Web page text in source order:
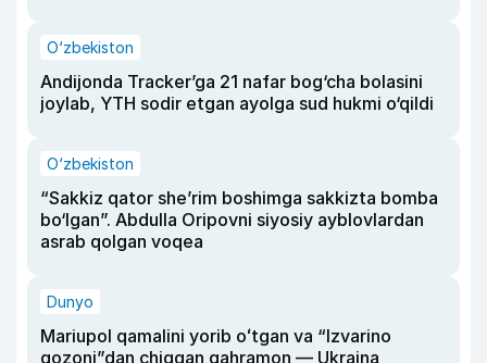
O‘zbekiston
Andijonda Tracker’ga 21 nafar bog‘cha bolasini
joylab, YTH sodir etgan ayolga sud hukmi o‘qildi
O‘zbekiston
“Sakkiz qator she’rim boshimga sakkizta bomba
bo‘lgan”. Abdulla Oripovni siyosiy ayblovlardan
asrab qolgan voqea
Dunyo
Mariupol qamalini yorib oʻtgan va “Izvarino
qozoni”dan chiqqan qahramon — Ukraina